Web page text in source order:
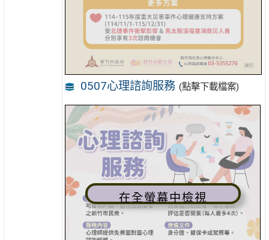
0507心理諮詢服務 (點擊下載檔案)
在全螢幕中檢視